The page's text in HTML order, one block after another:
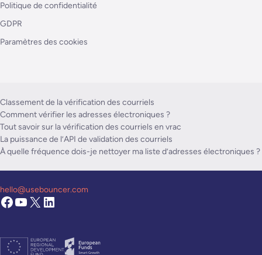
Politique de confidentialité
GDPR
Paramètres des cookies
Classement de la vérification des courriels
Comment vérifier les adresses électroniques ?
Tout savoir sur la vérification des courriels en vrac
La puissance de l’API de validation des courriels
À quelle fréquence dois-je nettoyer ma liste d’adresses électroniques ?
hello@usebouncer.com